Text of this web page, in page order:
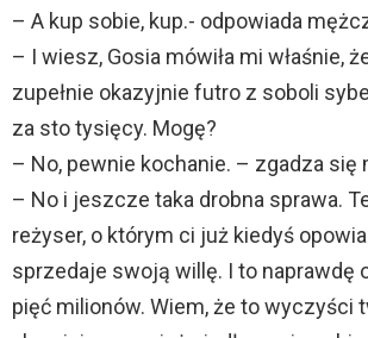
– A kup sobie, kup.- odpowiada
– I wiesz, Gosia mówiła mi właśnie,
zupełnie okazyjnie futro z soboli
za sto tysięcy. Mogę?
– No, pewnie kochanie. – zgadza się
– No i jeszcze taka drobna sprawa.
reżyser, o którym ci już kiedyś
sprzedaje swoją willę. I to naprawdę
pięć milionów. Wiem, że to wyczyści